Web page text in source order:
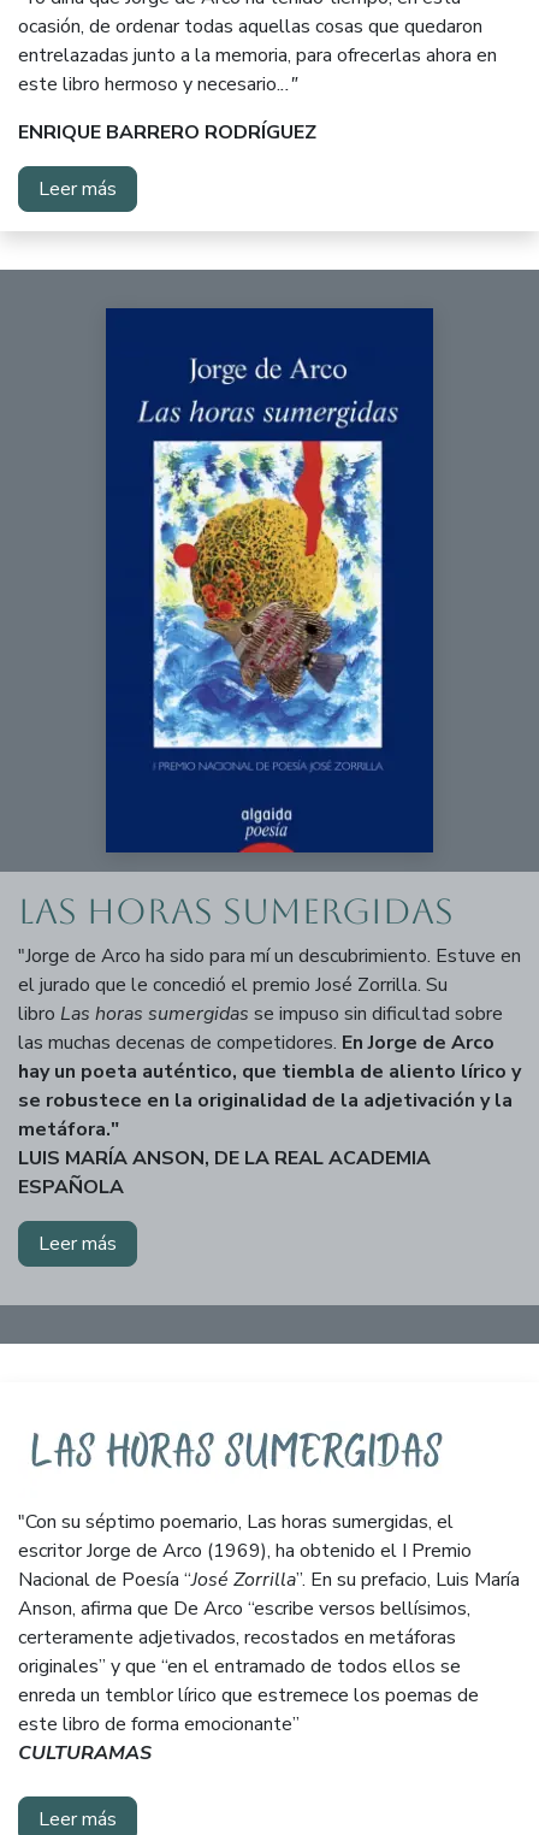
ocasión, de ordenar todas aquellas cosas que quedaron
entrelazadas junto a la memoria, para ofrecerlas ahora en
este libro hermoso y necesario..."
ENRIQUE BARRERO RODRÍGUEZ
Leer más
Las horas sumergidas
"Jorge de Arco ha sido para mí un descubrimiento. Estuve en
el jurado que le concedió el premio José Zorrilla. Su
libro Las horas sumergidas se impuso sin dificultad sobre
las muchas decenas de competidores. En Jorge de Arco
hay un poeta auténtico, que tiembla de aliento lírico y
se robustece en la originalidad de la adjetivación y la
metáfora."
LUIS MARÍA ANSON, DE LA REAL ACADEMIA
ESPAÑOLA
Leer más
"Con su séptimo poemario, Las horas sumergidas, el
escritor Jorge de Arco (1969), ha obtenido el I Premio
Nacional de Poesía “José Zorrilla”. En su prefacio, Luis María
Anson, afirma que De Arco “escribe versos bellísimos,
certeramente adjetivados, recostados en metáforas
originales” y que “en el entramado de todos ellos se
enreda un temblor lírico que estremece los poemas de
este libro de forma emocionante”
CULTURAMAS
Leer más